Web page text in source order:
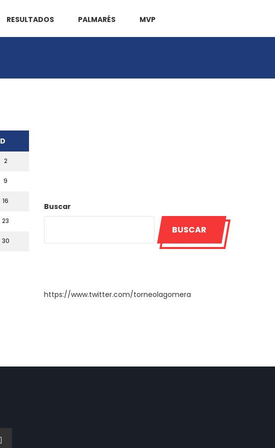
RESULTADOS PALMARÉS MVP
D
2
9
16
23
30
Buscar
BUSCAR
https://www.twitter.com/torneolagomera